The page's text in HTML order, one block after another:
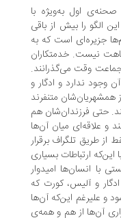
به‌ویژه با
را بیش از باقی
است که به
خدمتکاران
وقت می‌گذرانند.
و ادگار و
متنفرند
فرزندان‌شان هم
میان‌ آن‌ها
تلگراف برقرار
بسیاری
امیدوار
آلیس، کورت که
این‌که آن‌ها
از هم و همه‌ی